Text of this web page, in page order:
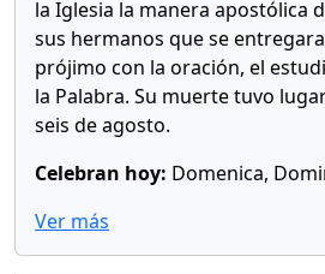
la Iglesia la manera apostólica
sus hermanos que se
prójimo con la oración, el
la Palabra. Su muerte tuvo
seis de agosto.
Celebran hoy: Domenica,
Ver más